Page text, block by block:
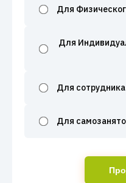
Для
Для
Для
Для